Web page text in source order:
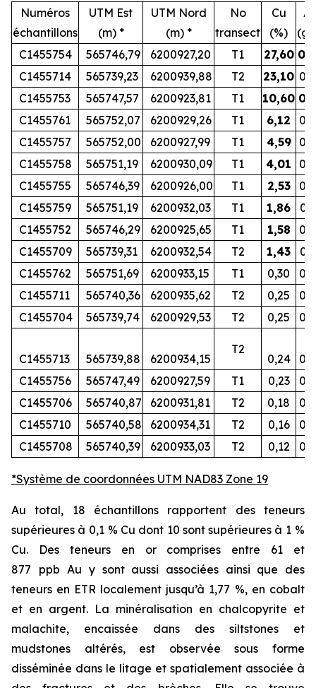
Numéros
échantillons
UTM Est
(m) *
UTM Nord
(m) *
No
transect
Cu
(%)
C1455754
565746,79 6200927,20 T1 27,60
C1455714
565739,23 6200939,88 T2 23,10
C1455753
565747,57 6200923,81 T1 10,60
C1455761
565752,07 6200929,26 T1 6,12
C1455757
565752,00 6200927,99 T1 4,59
C1455758
565751,19 6200930,09 T1 4,01
C1455755
565746,39 6200926,00 T1 2,53
C1455759
565751,19 6200932,03 T1 1,86
C1455752
565746,29 6200925,65 T1 1,58
C1455709
565739,31 6200932,54 T2 1,43
C1455762
565751,69 6200933,15 T1 0,30
C1455711
565740,36 6200935,62 T2 0,25
C1455704
565739,74 6200929,53 T2 0,25
C1455713 565739,88 6200934,15
T2
0,24
C1455756
565747,49 6200927,59 T1 0,23
C1455706
565740,87 6200931,81 T2 0,18
C1455710
565740,58 6200934,31 T2 0,16
C1455708
565740,39 6200933,03 T2 0,12
*Système de coordonnées UTM NAD83 Zone 19
Au total, 18 échantillons rapportent des teneurs
supérieures à 0,1 % Cu dont 10 sont supérieures à 1 %
Cu. Des teneurs en or comprises entre 61 et
877
ppb Au y sont aussi associées ainsi que des
teneurs en ETR localement jusqu’à 1,77 %, en cobalt
et en argent. La minéralisation en chalcopyrite et
malachite, encaissée dans des siltstones et
mudstones altérés, est observée sous forme
disséminée dans le litage et spatialement associée à